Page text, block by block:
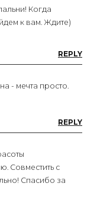
Когда
к вам. Ждите)
REPLY
- мечта просто.
REPLY
Совместить с
Спасибо за